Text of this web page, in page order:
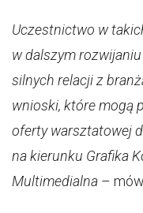
Uczestnictwo w
w dalszym
silnych relacji z
wnioski, które mogą
oferty warsztatowej
na kierunku Grafika
Multimedialna –